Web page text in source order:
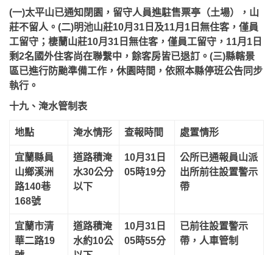
(一)太平山已通知閉園，留守人員進駐售票亭（土場），山
莊不留人。(二)明池山莊10月31日及11月1日無住客，僅員
工留守；棲蘭山莊10月31日無住客，僅員工留守，11月1日
剩2名國外住客尚在聯繫中，餘客房皆已退訂。(三)縣轄景
區已進行防颱準備工作，休園時間，依照本縣停班公告同步
執行。
十九、淹水管制表
地點 淹水情形 查報時間 處置情形
宜蘭縣員
山鄉溪洲
路140巷
168號
道路積淹
水30公分
以下
10月31日
05時19分
公所已通報員山派
出所前往設置警示
帶
宜蘭市清
華二路19
道路積淹
水約10公
10月31日
05時55分
已前往設置警示
帶，人車管制